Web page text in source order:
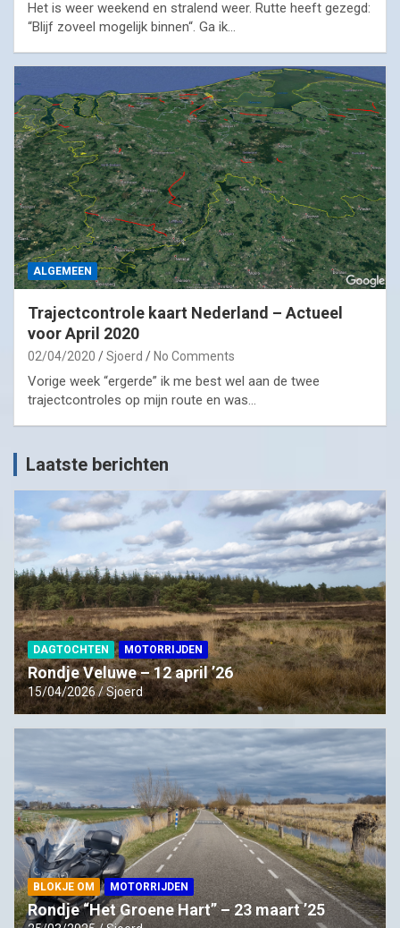
Het is weer weekend en stralend weer. Rutte heeft gezegd:
“Blijf zoveel mogelijk binnen“. Ga ik…
ALGEMEEN
Trajectcontrole kaart Nederland – Actueel
voor April 2020
02/04/2020 Sjoerd No Comments
Vorige week “ergerde” ik me best wel aan de twee
trajectcontroles op mijn route en was…
Laatste berichten
DAGTOCHTEN MOTORRIJDEN
Rondje Veluwe – 12 april ’26
15/04/2026 Sjoerd
BLOKJE OM MOTORRIJDEN
Rondje “Het Groene Hart” – 23 maart ’25